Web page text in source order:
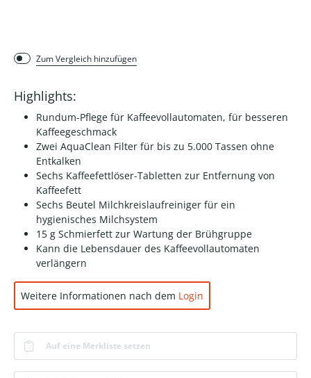
Zum Vergleich hinzufügen
Highlights:
Rundum-Pflege für Kaffeevollautomaten, für besseren
Kaffeegeschmack
Zwei AquaClean Filter für bis zu 5.000 Tassen ohne
Entkalken
Sechs Kaffeefettlöser-Tabletten zur Entfernung von
Kaffeefett
Sechs Beutel Milchkreislaufreiniger für ein
hygienisches Milchsystem
15 g Schmierfett zur Wartung der Brühgruppe
Kann die Lebensdauer des Kaffeevollautomaten
verlängern
Weitere Informationen nach dem Login
Auf eine Merkliste setzen